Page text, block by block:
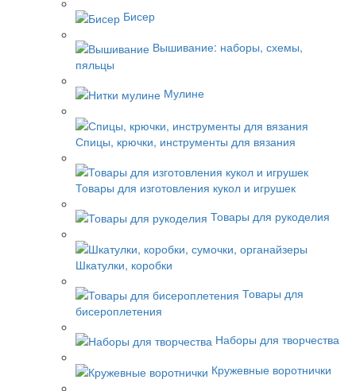
Бисер
Вышивание: наборы, схемы,
пяльцы
Мулине
Спицы, крючки, инструменты для вязания
Товары для изготовления кукол и игрушек
Товары для рукоделия
Шкатулки, коробки
Товары для
бисероплетения
Наборы для творчества
Кружевные воротнички